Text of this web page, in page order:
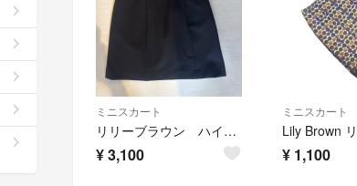
ミニスカート
リリーブラウン ハイウエストストレッチミニスカート
¥3,100
ミニスカート
¥ 1,100